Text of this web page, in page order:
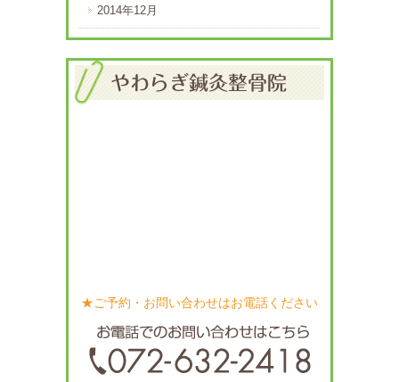
2014年12月
★ご予約・お問い合わせはお電話ください